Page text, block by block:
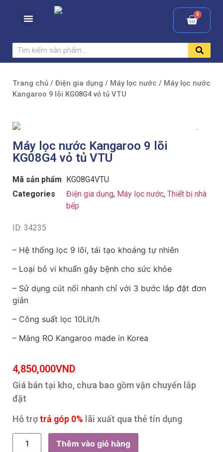
Trang chủ / Điện gia dụng / Máy lọc nước / Máy lọc nước
Kangaroo 9 lõi KG08G4 vỏ tủ VTU
Máy lọc nước Kangaroo 9 lõi
KG08G4 vỏ tủ VTU
Mã sản phẩm KG08G4VTU
Categories
Điện gia dụng, Máy lọc nước, Thiết bị nhà
bếp
ID: 34235
– Hệ thống lọc 9 lõi, tái tạo khoáng tự nhiên
– Loại bỏ vi khuẩn gây bệnh cho sức khỏe
– Sử dụng cút nối nhanh chỉ với 3 bước lắp đặt đơn
giản
– Công suất lọc 10Lit/h
– Màng RO Kangaroo made in Korea
4,850,000VND
Giá bán tại kho, chưa bao gồm vận chuyển lắp
đặt
Hỗ trợtrả góp 0% lãi xuất qua thẻ tín dụng
Thêm vào giỏ hàng